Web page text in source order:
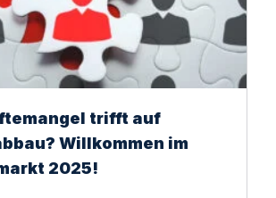
trifft auf
Willkommen im
2025!